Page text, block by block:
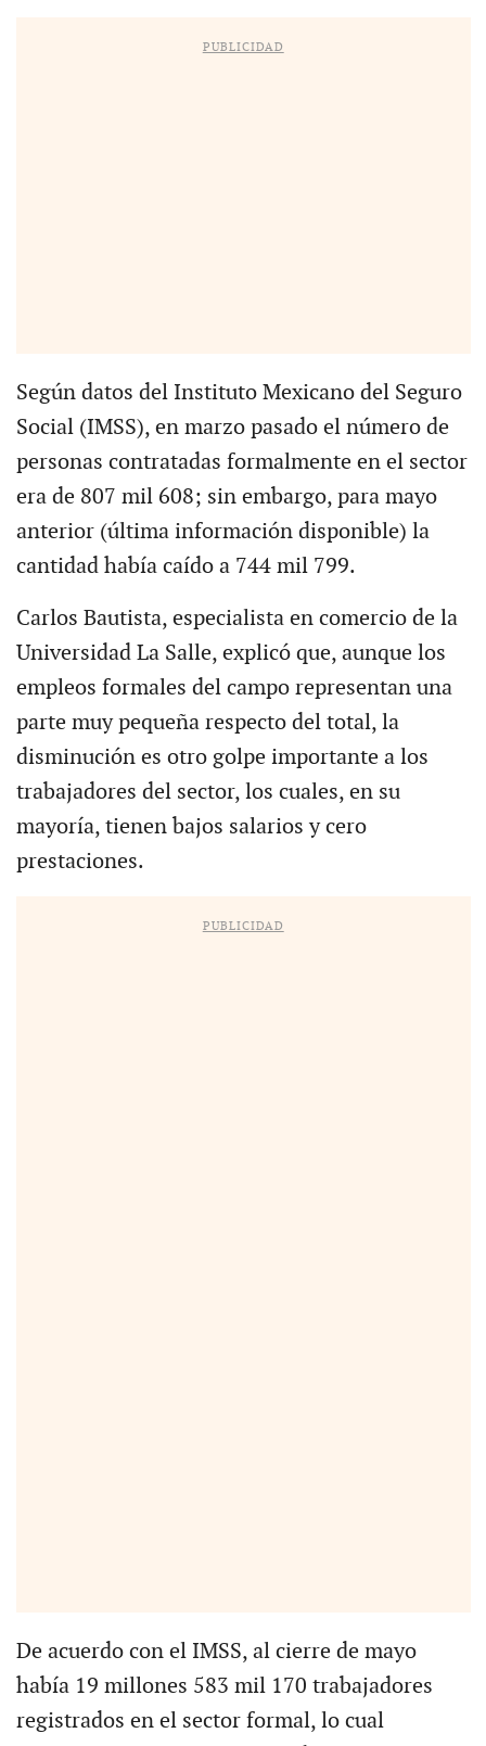
PUBLICIDAD
Según datos del Instituto Mexicano del Seguro
Social (IMSS), en marzo pasado el número de
personas contratadas formalmente en el sector
era de 807 mil 608; sin embargo, para mayo
anterior (última información disponible) la
cantidad había caído a 744 mil 799.
Carlos Bautista, especialista en comercio de la
Universidad La Salle, explicó que, aunque los
empleos formales del campo representan una
parte muy pequeña respecto del total, la
disminución es otro golpe importante a los
trabajadores del sector, los cuales, en su
mayoría, tienen bajos salarios y cero
prestaciones.
PUBLICIDAD
De acuerdo con el IMSS, al cierre de mayo
había 19 millones 583 mil 170 trabajadores
registrados en el sector formal, lo cual